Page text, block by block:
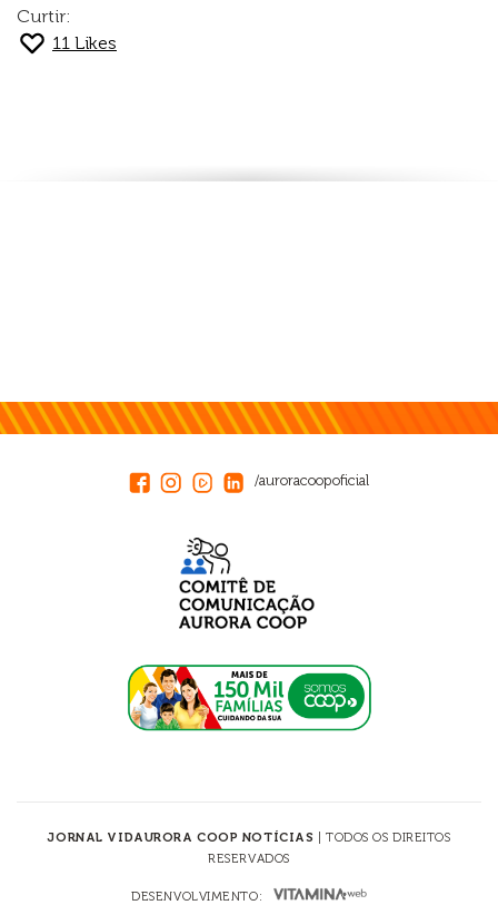
Curtir:
11 Likes
/auroracoopoficial
JORNAL VIDAURORA COOP NOTÍCIAS | TODOS OS DIREITOS
RESERVADOS
DESENVOLVIMENTO: